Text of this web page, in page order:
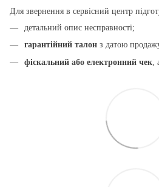
Для звернення в сервісний центр
детальний опис несправності;
гарантійний талон з датою
фіскальний або електронний чек